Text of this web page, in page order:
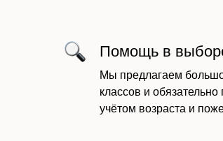
Помощь в
Мы предлагаем
классов и
учётом возраста и